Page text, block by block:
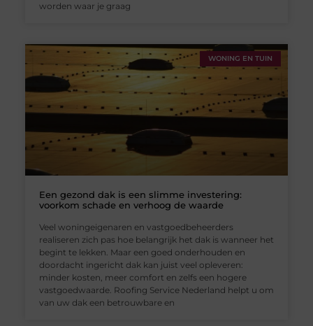
worden waar je graag
WONING EN TUIN
Een gezond dak is een slimme investering:
voorkom schade en verhoog de waarde
Veel woningeigenaren en vastgoedbeheerders
realiseren zich pas hoe belangrijk het dak is wanneer het
begint te lekken. Maar een goed onderhouden en
doordacht ingericht dak kan juist veel opleveren:
minder kosten, meer comfort en zelfs een hogere
vastgoedwaarde. Roofing Service Nederland helpt u om
van uw dak een betrouwbare en